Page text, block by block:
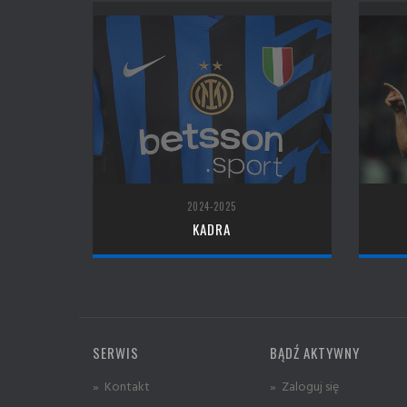
2024-2025
KADRA
SERWIS
» Kontakt
BĄDŹ AKTYWNY
» Zaloguj się